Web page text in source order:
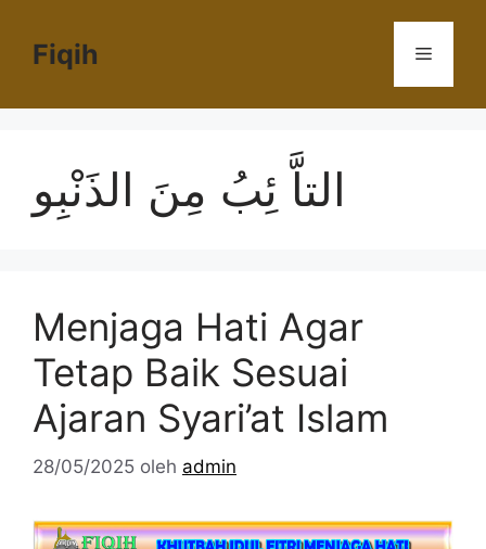
Fiqih Menu
التاَّ ئِبُ مِنَ الذَنْبِو
Menjaga Hati Agar
Tetap Baik Sesuai
Ajaran Syari’at Islam
28/05/2025 oleh admin